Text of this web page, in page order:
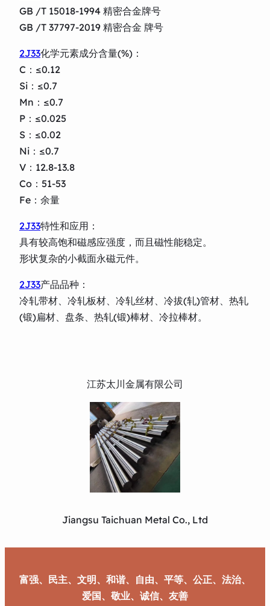
GB /T 15018-1994 精密合金牌号
GB /T 37797-2019 精密合金 牌号
2J33化学元素成分含量(%)：
C：≤0.12
Si：≤0.7
Mn：≤0.7
P：≤0.025
S：≤0.02
Ni：≤0.7
V：12.8-13.8
Co：51-53
Fe：余量
2J33特性和应用：
具有较高饱和磁感应强度，而且磁性能稳定。
形状复杂的小截面永磁元件。
2J33产品品种：
冷轧带材、冷轧板材、冷轧丝材、冷拔(轧)管材、热轧
(锻)扁材、盘条、热轧(锻)棒材、冷拉棒材。
江苏太川金属有限公司
Jiangsu Taichuan Metal Co., Ltd
富强、民主、文明、和谐、自由、平等、公正、法治、
爱国、敬业、诚信、友善